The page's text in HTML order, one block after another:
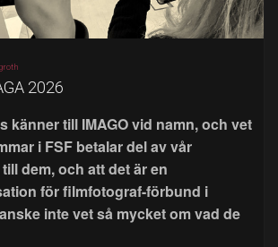
2026
känner till IMAGO vid namn, och vet
i FSF betalar del av vår
dem, och att det är en
för filmfotograf-förbund i
inte vet så mycket om vad de